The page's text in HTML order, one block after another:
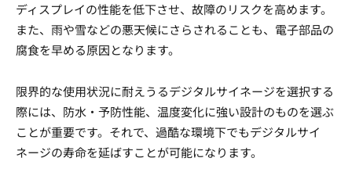
ディスプレイの性能を低下させ、故障のリスクを高めます。
また、雨や雪などの悪天候にさらされることも、電子部品の
腐食を早める原因となります。
限界的な使用状況に耐えうるデジタルサイネージを選択する
際には、防水・予防性能、温度変化に強い設計のものを選ぶ
ことが重要です。それで、過酷な環境下でもデジタルサイ
ネージの寿命を延ばすことが可能になります。